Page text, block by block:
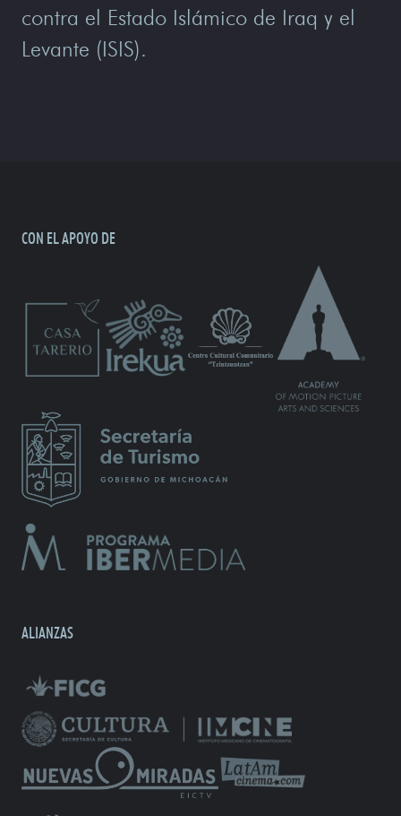
contra el Estado Islámico de Iraq y el
Levante (ISIS).
CON EL APOYO DE
ALIANZAS